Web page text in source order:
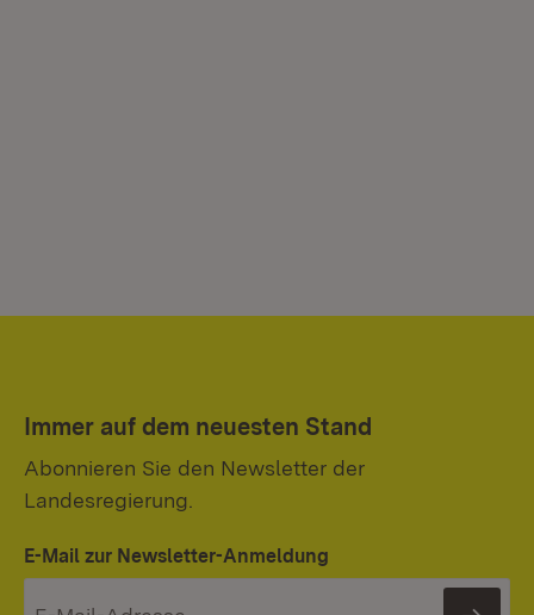
Immer auf dem neuesten Stand
Abonnieren Sie den Newsletter der
Landesregierung.
E-Mail zur Newsletter-Anmeldung